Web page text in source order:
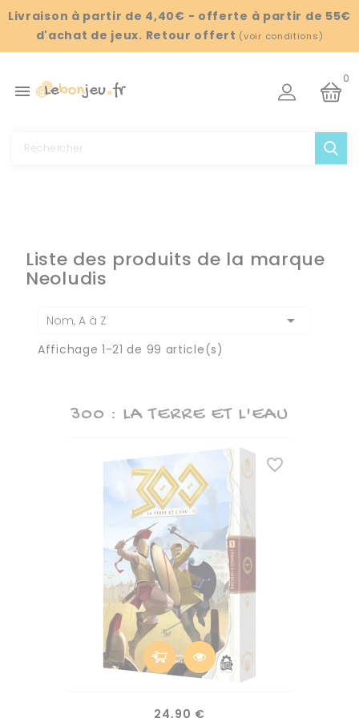
Livraison à partir de 4,40€ - offerte à partir de 55€
d'achat de jeux. Retour offert (voir conditions)

0
Liste des produits de la marque
Neoludis
Nom, A à Z 
Affichage 1-21 de 99 article(s)
300 : LA TERRE ET L'EAU
24,90 €Prix
favorite_border
Panneau de gestion des cookies